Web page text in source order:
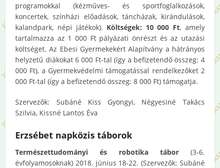
programokkal (kézműves- és sportfoglalkozások,
koncertek, színházi előadások, táncházak, kirándulások,
kalandpark, népi játékok). Költségek: 10 000 Ft, amely
tartalmazza az 1 000 Ft pályázati önrészt és az utazási
költséget. Az Ebesi Gyermekekért Alapítvány a hátrányos
helyzetű diákokat 6 000 Ft-tal (így a befizetendő összeg: 4
000 Ft), a Gyermekvédelmi támogatással rendelkezőket 2
000 Ft-tal (így a befizetendő összeg: 8 000 Ft) támogatja.
Szervezők: Subáné Kiss Gyöngyi, Négyesiné Takács
Szilvia, Kissné Lantos Éva
Erzsébet napközis táborok
Természettudományi és robotika tábor(3-6.
évfolyamosoknak) 2018. június 18-22. (Szervezők: Subáné